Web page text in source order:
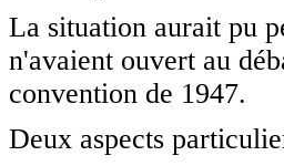
La situation aurait pu
n'avaient ouvert au
convention de 1947.
Deux aspects